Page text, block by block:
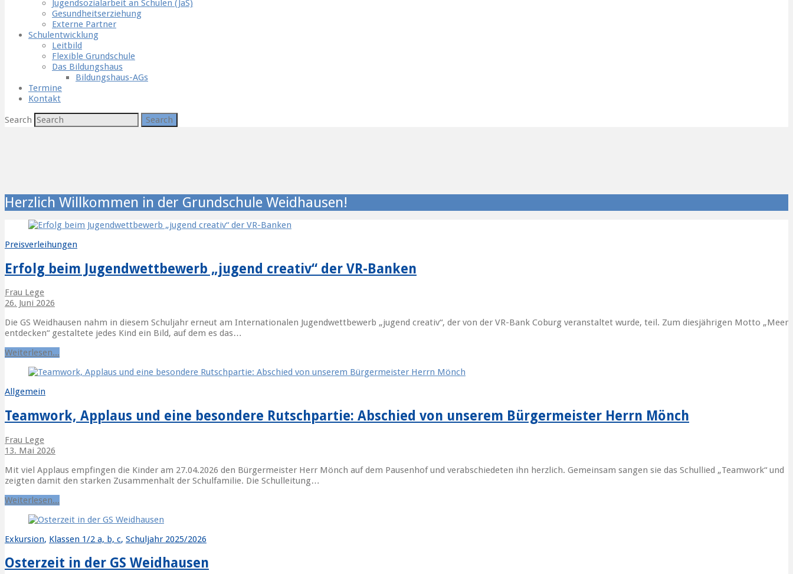
Jugendsozialarbeit an Schulen (JaS)
Gesundheitserziehung
Externe Partner
Schulentwicklung
Leitbild
Flexible Grundschule
Das Bildungshaus
Bildungshaus-AGs
Termine
Kontakt
Search
Herzlich Willkommen in der Grundschule Weidhausen!
Preisverleihungen
Erfolg beim Jugendwettbewerb „jugend creativ“ der VR-Banken
Frau Lege
26. Juni 2026
Die GS Weidhausen nahm in diesem Schuljahr erneut am Internationalen Jugendwettbewerb „jugend creativ“, der von der VR-Bank Coburg veranstaltet wurde, teil. Zum diesjährigen Motto „Meer
entdecken“ gestaltete jedes Kind ein Bild, auf dem es das…
Weiterlesen...
Allgemein
Teamwork, Applaus und eine besondere Rutschpartie: Abschied von unserem Bürgermeister Herrn Mönch
Frau Lege
13. Mai 2026
Mit viel Applaus empfingen die Kinder am 27.04.2026 den Bürgermeister Herr Mönch auf dem Pausenhof und verabschiedeten ihn herzlich. Gemeinsam sangen sie das Schullied „Teamwork“ und
zeigten damit den starken Zusammenhalt der Schulfamilie. Die Schulleitung…
Weiterlesen...
Exkursion, Klassen 1/2 a, b, c, Schuljahr 2025/2026
Osterzeit in der GS Weidhausen